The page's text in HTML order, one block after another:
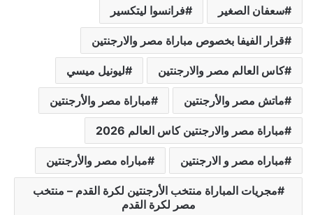
سعفان الصغير فرانسوا ليتكسير
قرار الفيفا بخصوص مباراة مصر والارجنتين
كاس العالم مصر والارجنتين ليونيل ميسي
ماتش مصر والأرجنتين مباراة مصر والأرجنتين
مباراة مصر والارجنتين كاس العالم 2026
مباراه مصر و الارجنتين مباراه مصر والأرجنتين
مجريات المباراة منتخب الأرجنتين لكرة القدم – منتخب
مصر لكرة القدم